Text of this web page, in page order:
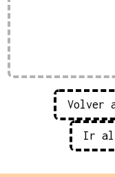
Volver
Ir al